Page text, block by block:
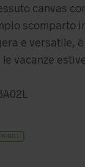
canvas
scomparto
e versatile,
vacanze